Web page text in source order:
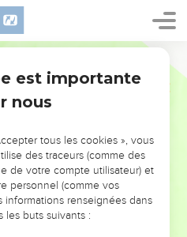
L’ÉVÉNEMENT
!
VOUS ÉVITER LES
?
est importante
nous
tous les cookies », vous
des traceurs (comme des
de votre compte utilisateur) et
personnel (comme vos
renseignées dans
les buts suivants :